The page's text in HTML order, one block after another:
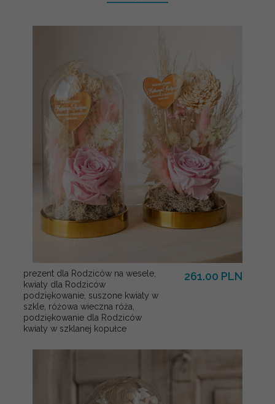
prezent dla Rodziców na wesele,
kwiaty dla Rodziców
podziękowanie, suszone kwiaty w
szkle, różowa wieczna róża,
podziękowanie dla Rodziców
kwiaty w szklanej kopułce
261.00 PLN